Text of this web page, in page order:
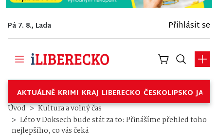
Pá 7. 8., Lada Přihlásit se
AKTUÁLNĚ KRIMI KRAJ LIBERECKO ČESKOLIPSKO
Úvod
Kultura a volný čas
Léto v Doksech bude stát za to: Přinášíme přehled toho
nejlepšího, co vás čeká